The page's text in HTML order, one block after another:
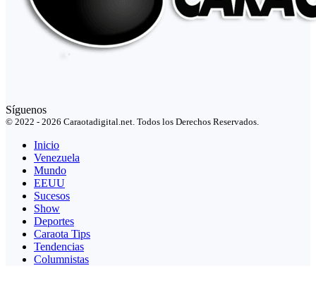
Síguenos
© 2022 - 2026 Caraotadigital.net. Todos los Derechos Reservados.
Inicio
Venezuela
Mundo
EEUU
Sucesos
Show
Deportes
Caraota Tips
Tendencias
Columnistas